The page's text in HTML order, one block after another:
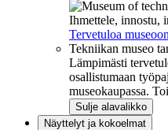
Ihmettele, innostu,
Tervetuloa museoon
Tekniikan museo
Lämpimästi
osallistumaan
museokaupassa.
Sulje alavalikko
Näyttelyt ja kokoelmat